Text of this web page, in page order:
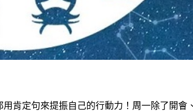
肯定句來提振自己的行動力！周一除了開會、